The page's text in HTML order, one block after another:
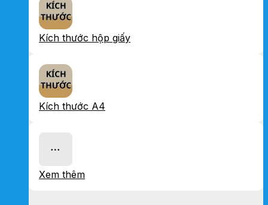
Kích thước hộp giấy
Kích thước A4
Xem thêm